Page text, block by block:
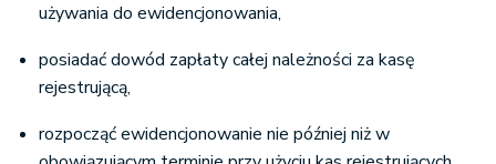
używania do ewidencjonowania,
posiadać dowód zapłaty całej należności za kasę
rejestrującą,
rozpocząć ewidencjonowanie nie później niż w